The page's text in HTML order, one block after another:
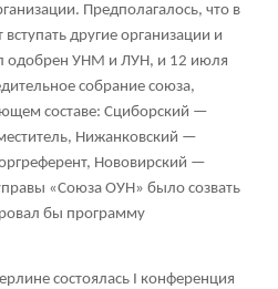
Предполагалось, что в
другие организации и
одобрен УНМ и ЛУН, и 12 июля
собрание союза,
составе: Сциборский —
Нижанковский —
Нововирский —
«Союза ОУН» было созвать
бы программу
состоялась I конференция